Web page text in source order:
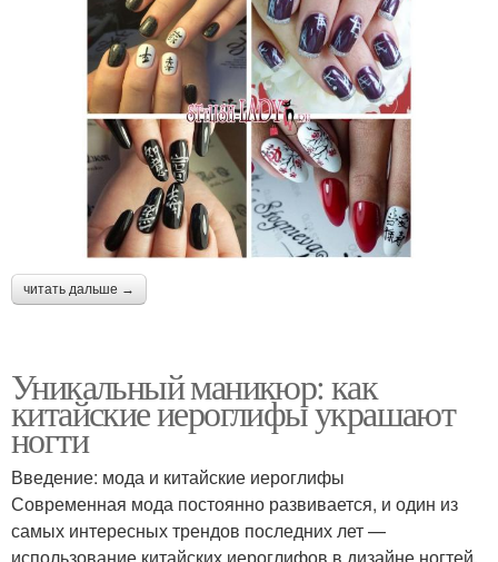
читать дальше →
Уникальный маникюр: как
китайские иероглифы украшают
ногти
Введение: мода и китайские иероглифы
Современная мода постоянно развивается, и один из
самых интересных трендов последних лет —